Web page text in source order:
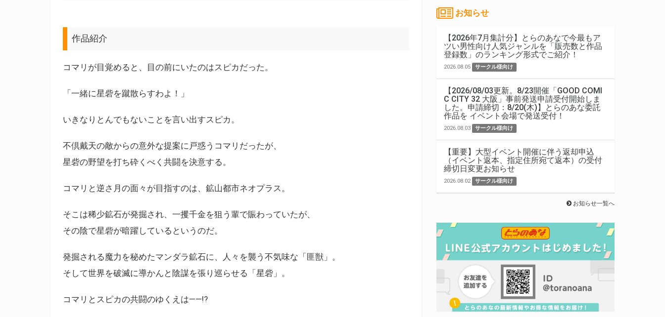
作品紹介
コマリが目覚めると、目の前にいたのはスピカだった。
「一緒に星砦を蹴散らすわよ！」
いきなりとんでもないことを言い出すスピカ。
不倶戴天の敵からの意外な提案に戸惑うコマリだったが、
星砦の野望を打ち砕くべく共闘を決意する。
コマリと逆さ月の面々が目指すのは、鉱山都市ネオプラス。
そこは稀少鉱石が発掘され、一攫千金を狙う輩で賑わっていたが、
その陰で星砦が暗躍しているというのだ。
発掘される魔力を秘めたマンダラ鉱石に、人々を襲う不気味な「匪獣」。
そして世界を破滅に導かんと陰謀を張り巡らせる「星砦」。
コマリとスピカの共闘のゆくえは――!?
お知らせ
【2026年7月集計分】とらのあなで今最もア
ツい男性向け人気ジャンルを「販売数と作品
登録数」のランキング形式でご紹介！
2026.08.05 サークル様向け
【2026/08/03更新。8/23開催「GOOD COMI
C CITY 32 大阪」事前発送申請受付開始しま
した。申請締切：8/20(木)】とらのあな委託
作品を イベント会場で発送受付！
2026.08.03 サークル様向け
【重要】大型イベント開催に伴う返却申込
（イベント返本、指定住所宛て返本）の受付
締切日変更お知らせ
2026.08.02 サークル様向け
お知らせ一覧へ